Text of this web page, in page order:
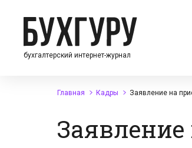
бухгалтерский интернет-журнал
Главная Кадры Заявление на